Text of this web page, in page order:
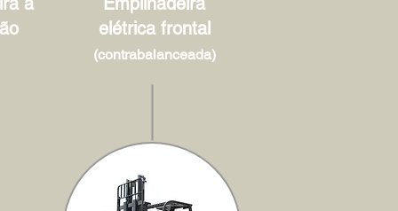
elétrica frontal
(contrabalanceada)